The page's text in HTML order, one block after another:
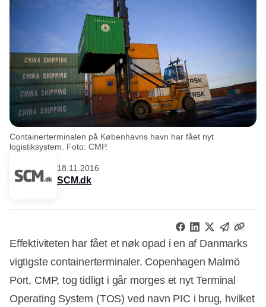
Containerterminalen på Københavns havn har fået nyt
logistiksystem. Foto: CMP.
18.11.2016
SCM.dk
Effektiviteten har fået et nøk opad i en af Danmarks
vigtigste containerterminaler. Copenhagen Malmö
Port, CMP, tog tidligt i går morges et nyt Terminal
Operating System (TOS) ved navn PIC i brug, hvilket